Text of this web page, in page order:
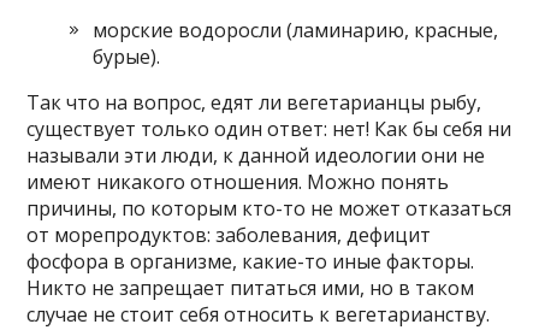
морские водоросли (ламинарию, красные,
бурые).
Так что на вопрос, едят ли вегетарианцы рыбу,
существует только один ответ: нет! Как бы себя ни
называли эти люди, к данной идеологии они не
имеют никакого отношения. Можно понять
причины, по которым кто-то не может отказаться
от морепродуктов: заболевания, дефицит
фосфора в организме, какие-то иные факторы.
Никто не запрещает питаться ими, но в таком
случае не стоит себя относить к вегетарианству.